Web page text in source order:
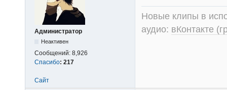
Администратор
Неактивен
Сообщений: 8,926
Спасибо: 217
Новые клипы в
аудио: вКонтакте
Сайт